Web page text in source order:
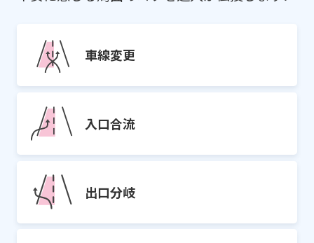
車線変更
入口合流
出口分岐